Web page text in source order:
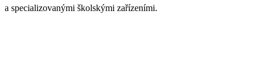
a specializovanými školskými zařízeními.